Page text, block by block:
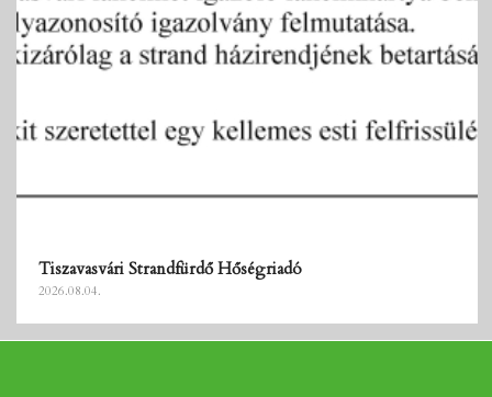
Tiszavasvári Strandfürdő Hőségriadó
2026.08.04.